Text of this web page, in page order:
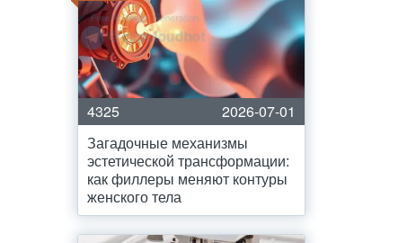
4325
2026-07-01
Загадочные механизмы
эстетической трансформации:
как филлеры меняют контуры
женского тела